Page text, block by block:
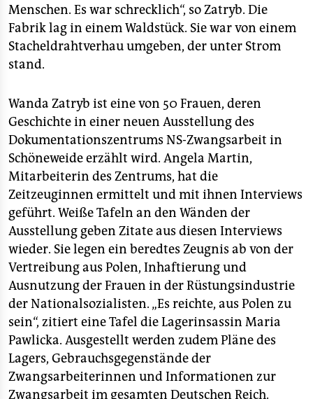
genossenschaft
epaper login
Menschen. Es war schrecklich“, so Zatryb. Die
Fabrik lag in einem Waldstück. Sie war von einem
Stacheldrahtverhau umgeben, der unter Strom
stand.
Wanda Zatryb ist eine von 50 Frauen, deren
Geschichte in einer neuen Ausstellung des
Dokumentationszentrums NS-Zwangsarbeit in
Schöneweide erzählt wird. Angela Martin,
Mitarbeiterin des Zentrums, hat die
Zeitzeuginnen ermittelt und mit ihnen Interviews
geführt. Weiße Tafeln an den Wänden der
Ausstellung geben Zitate aus diesen Interviews
wieder. Sie legen ein beredtes Zeugnis ab von der
Vertreibung aus Polen, Inhaftierung und
Ausnutzung der Frauen in der Rüstungsindustrie
der Nationalsozialisten. „Es reichte, aus Polen zu
sein“, zitiert eine Tafel die Lagerinsassin Maria
Pawlicka. Ausgestellt werden zudem Pläne des
Lagers, Gebrauchsgegenstände der
Zwangsarbeiterinnen und Informationen zur
Zwangsarbeit im gesamten Deutschen Reich.